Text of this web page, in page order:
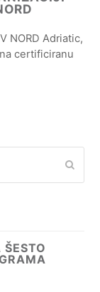
NORD Adriatic,
certificiranu